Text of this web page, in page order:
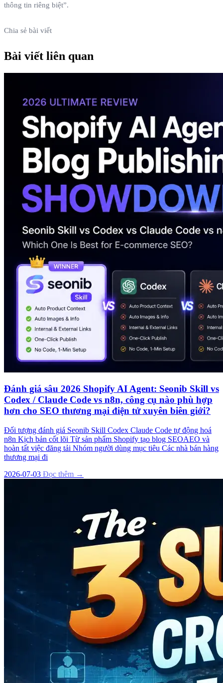
thông tin riêng biệt”.
Chia sẻ bài viết
Bài viết liên quan
Đánh giá sâu 2026 Shopify AI Agent: Seonib Skill vs
Codex / Claude Code vs n8n, công cụ nào phù hợp
hơn cho SEO thương mại điện tử xuyên biên giới?
Đối tượng đánh giá Seonib Skill Codex Claude Code tự động hoá
n8n Kịch bản cốt lõi Từ sản phẩm Shopify tạo blog SEOAEO và
hoàn tất việc đăng tải Nhóm người dùng mục tiêu Các nhà bán hàng
thương mại đi
2026-07-03 Đọc thêm →